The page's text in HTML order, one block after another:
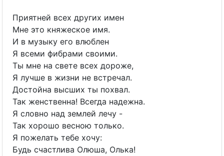
Приятней всех других имен
Мне это княжеское имя.
И в музыку его влюблен
Я всеми фибрами своими.
Ты мне на свете всех дороже,
Я лучше в жизни не встречал.
Достойна высших ты похвал.
Так женственна! Всегда надежна.
Я словно над землей лечу -
Так хорошо весною только.
Я пожелать тебе хочу:
Будь счастлива Олюша, Олька!